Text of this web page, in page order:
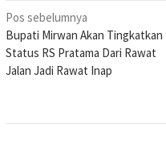
Navigasi
pos
Pos sebelumnya
Bupati Mirwan Akan Tingkatkan
Status RS Pratama Dari Rawat
Jalan Jadi Rawat Inap